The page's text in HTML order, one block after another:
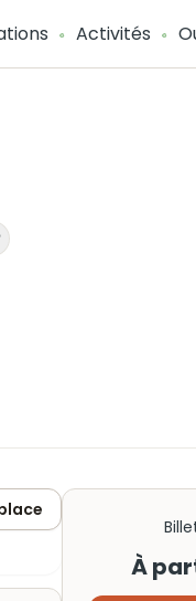
Activités
À